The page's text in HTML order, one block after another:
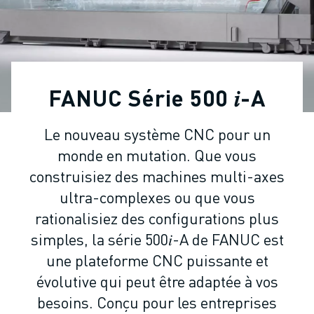
ROBOTS INDUSTRIELS
GAMME DE ROBOTS
CONTRÔLEURS DE ROBOTS
LOGICIEL ROBOT
PRODUITS DE ROBOTIQUE ÉDUCATIVE
AUTOMATISATION DES ROBOTS
ROBOTS DE SOUDAGE À L'ARC
ROBOTS ARTICULÉS
SÉRIE M-900
ROBOTS DELTA
ROBOTS POUR L'ALIMENTATION ET LES SALLES BLANCHES
ROBOTS DE PEINTURE
ROBOTS PALETTISEURS
FANUC Série 500 𝑖-A
Le nouveau système CNC pour un
monde en mutation. Que vous
construisiez des machines multi-axes
ultra-complexes ou que vous
rationalisiez des configurations plus
simples, la série 500𝑖-A de FANUC est
une plateforme CNC puissante et
évolutive qui peut être adaptée à vos
besoins. Conçu pour les entreprises